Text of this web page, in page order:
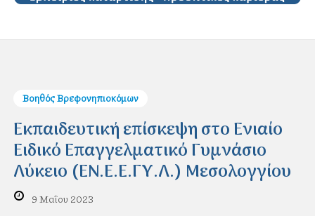
Βοηθός Βρεφονηπιοκόμων
Εκπαιδευτική επίσκεψη στο Ενιαίο
Ειδικό Επαγγελματικό Γυμνάσιο
Λύκειο (ΕΝ.Ε.Ε.ΓΥ.Λ.) Μεσολογγίου
9 Μαΐου 2023